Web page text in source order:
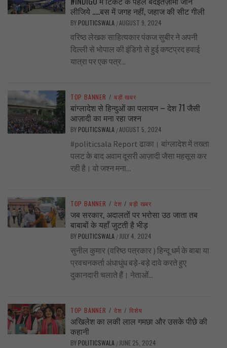
लीजिये …..बस में जगह नहीं, जहाज की सीट गीली
BY POLITICSWALA /AUGUST 9, 2024
वरिष्ठ लेखक साहित्यकार पंकज सुबीर ने अपनी
दिल्ली से भोपाल की इंडिगो से हुई कष्टप्रद हवाई
यात्रा पर एक पत्र...
TOP BANNER / बड़ी खबर
बांग्लादेश से हिन्दुओं का पलायन – देश 71 जैसी
आज़ादी का मना रहा जश्न
BY POLITICSWALA /AUGUST 5, 2024
#politicsala Report ढाका। बांग्लादेश में तख्ता
पलट के बाद अवाम दूसरी आज़ादी जैसा महसूस कर
रही है। वो जश्न मना...
TOP BANNER / देश / बड़ी खबर
जब सरकार, अदालतों पर भरोसा उठ जाता तब
बाबाबों के यहाँ जुटती है भीड़
BY POLITICSWALA / JULY 4, 2024
सुनील कुमार (वरिष्ठ पत्रकार ) हिन्दू धर्म के बाबा या
प्रवचनकर्ता अंधाधुंध बड़े-बड़े दावे करते हुए
दुकानदारी चलाते हैं। नेताओं...
TOP BANNER / देश / विशेष
अखिलेश का लकी लाल गमछा और उसके पीछे की
कहानी
BY POLITICSWALA / JUNE 25, 2024